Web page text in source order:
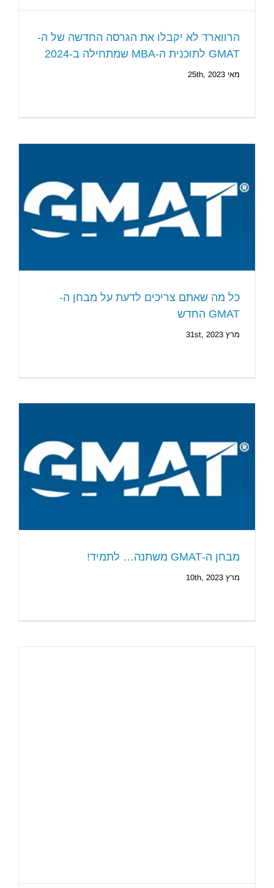
הרווארד לא יקבלו את הגרסה החדשה של ה-
GMAT לתוכנית ה-MBA שמתחילה ב-2024
מאי 25th, 2023
כל מה שאתם צריכים לדעת על מבחן ה-
GMAT החדש
מרץ 31st, 2023
מבחן ה-GMAT משתנה… לתמיד!
מרץ 10th, 2023